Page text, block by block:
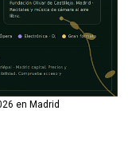
en Madrid